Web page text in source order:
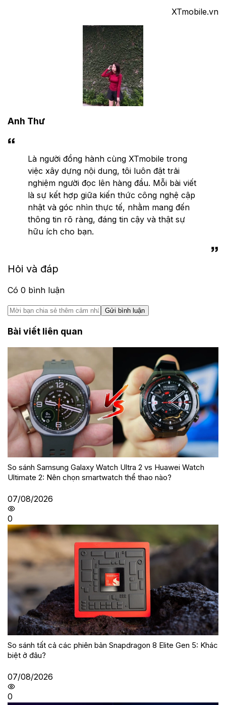
XTmobile.vn
Anh Thư
Là người đồng hành cùng XTmobile trong
việc xây dựng nội dung, tôi luôn đặt trải
nghiệm người đọc lên hàng đầu. Mỗi bài viết
là sự kết hợp giữa kiến thức công nghệ cập
nhật và góc nhìn thực tế, nhằm mang đến
thông tin rõ ràng, đáng tin cậy và thật sự
hữu ích cho bạn.
Hỏi và đáp
Có 0 bình luận
Gửi bình luận
Bài viết liên quan
So sánh Samsung Galaxy Watch Ultra 2 vs Huawei Watch
Ultimate 2: Nên chọn smartwatch thể thao nào?
07/08/2026
0
So sánh tất cả các phiên bản Snapdragon 8 Elite Gen 5: Khác
biệt ở đâu?
07/08/2026
0